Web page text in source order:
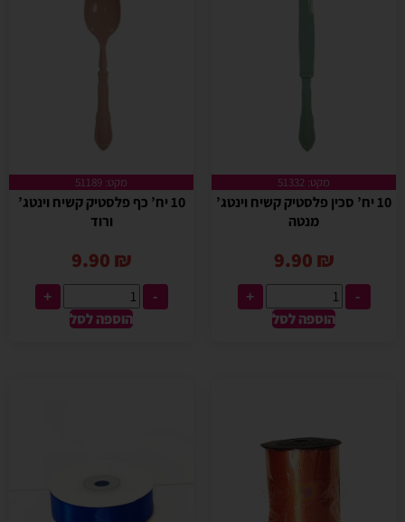
מקט: 51332
10 יח’ סכין פלסטיק קשיח וינטג’
מנטה
9.90 ₪
-
+
הוספה לסל
מקט: 51189
10 יח’ כף פלסטיק קשיח וינטג’
ורוד
9.90 ₪
-
+
הוספה לסל